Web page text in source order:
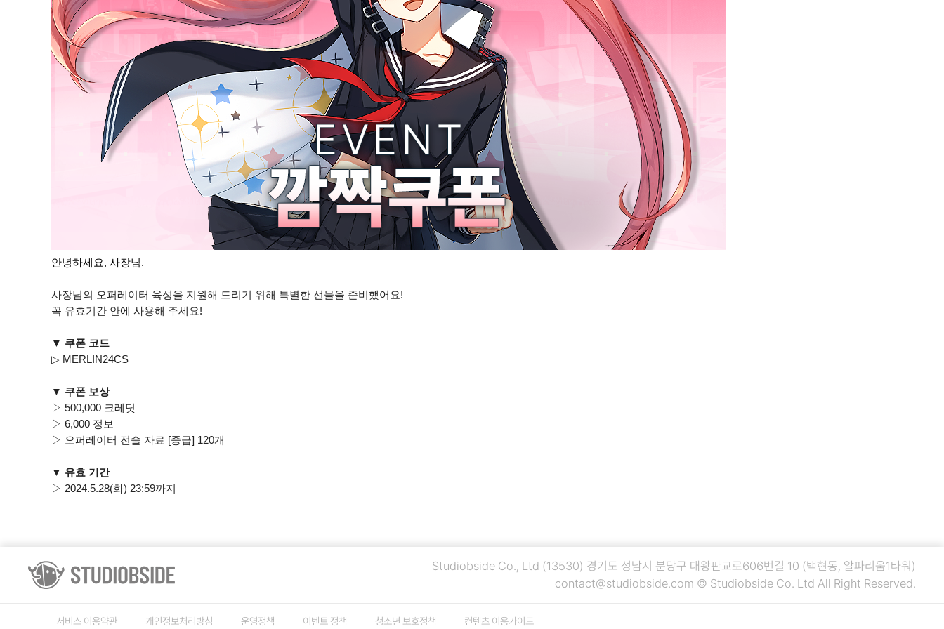
안녕하세요, 사장님.
사장님의 오퍼레이터 육성을 지원해 드리기 위해 특별한 선물을 준비했어요!
꼭 유효기간 안에 사용해 주세요!
▼ 쿠폰 코드
▷ MERLIN24CS
▼ 쿠폰 보상
▷ 500,000 크레딧
▷ 6,000 정보
▷ 오퍼레이터 전술 자료 [중급] 120개
▼ 유효 기간
▷ 2024.5.28(화) 23:59까지
Studiobside Co., Ltd (13530) 경기도 성남시 분당구 대왕판교로606번길 10 (백현동, 알파리움1타워)
contact@studiobside.com © Studiobside Co. Ltd All Right Reserved.
서비스 이용약관 개인정보처리방침 운영정책 이벤트 정책 청소년 보호정책 컨텐츠 이용가이드